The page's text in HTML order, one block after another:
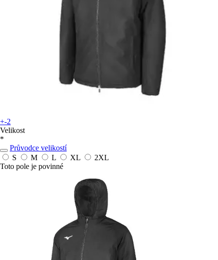
+-2
Velikost
*
Průvodce velikostí
S
M L XL
2XL
Toto pole je povinné